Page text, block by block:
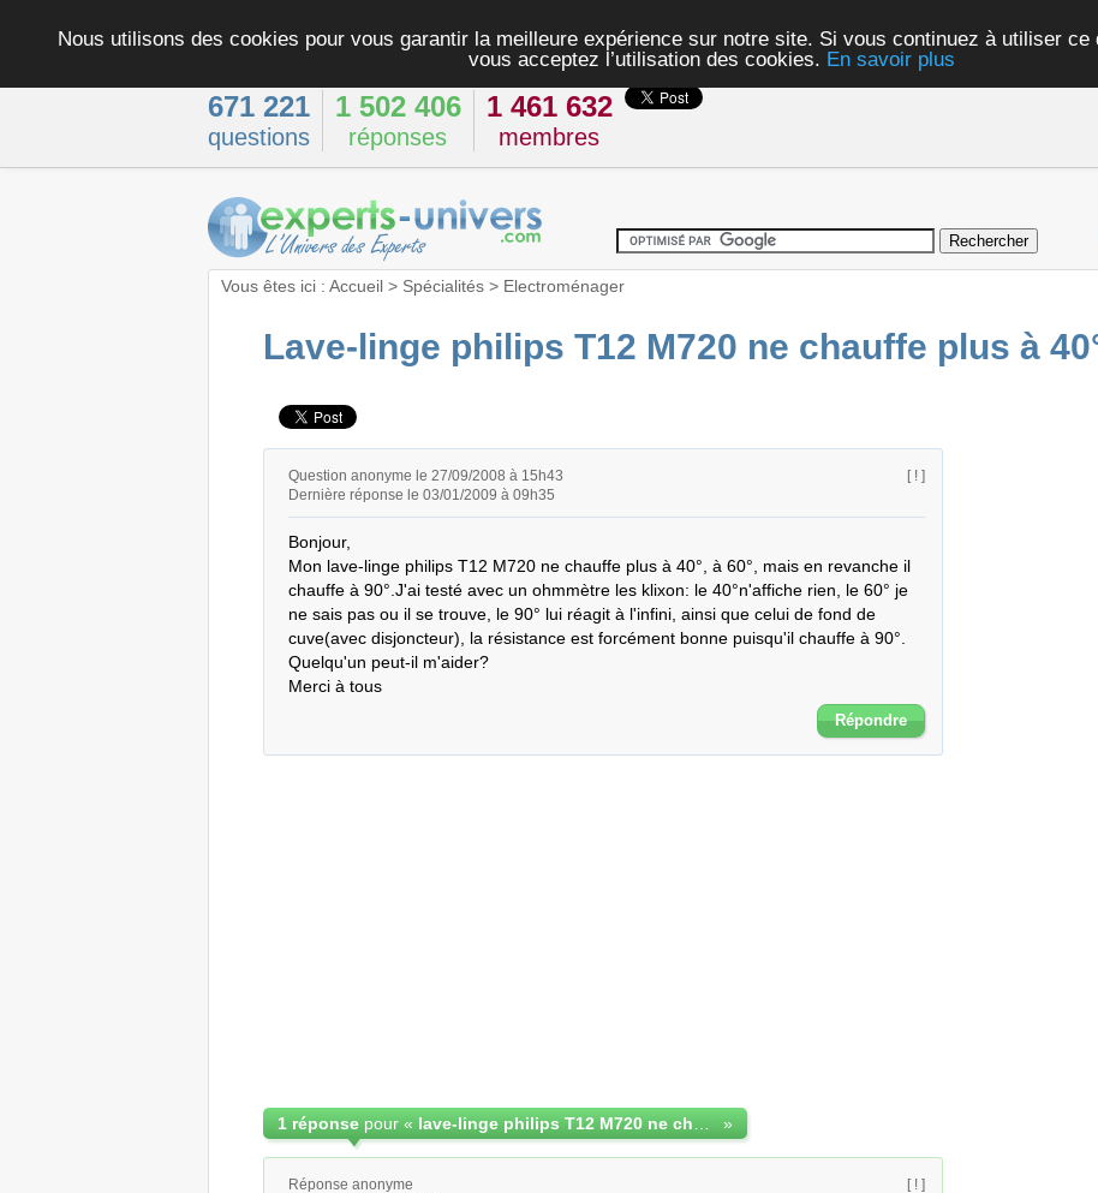
Nous utilisons des cookies pour vous garantir la meilleure expérience sur notre site. Si vous continuez à utiliser ce
vous acceptez l’utilisation des cookies. En savoir plus
671 221
questions
1 502 406
réponses
1 461 632
membres
Vous êtes ici : Accueil> Spécialités> Electroménager
Lave-linge philips T12 M720 ne chauffe plus à
Question anonyme le 27/09/2008 à 15h43
Dernière réponse le 03/01/2009 à 09h35
[ ! ]
Bonjour,
Mon lave-linge philips T12 M720 ne chauffe plus à 40°, à 60°, mais en revanche il
chauffe à 90°.J'ai testé avec un ohmmètre les klixon: le 40°n'affiche rien, le 60° je
ne sais pas ou il se trouve, le 90° lui réagit à l'infini, ainsi que celui de fond de
cuve(avec disjoncteur), la résistance est forcément bonne puisqu'il chauffe à 90°.
Quelqu'un peut-il m'aider?
Merci à tous
Répondre
1 réponse pour « »
Réponse anonyme
[ ! ]